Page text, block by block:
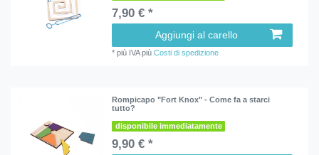
7,90 € *
Aggiungi al carello
*più IVApiùCosti di spedizione
Rompicapo "Fort Knox" - Come fa a starci
tutto?
disponibile immediatamente
9,90 € *